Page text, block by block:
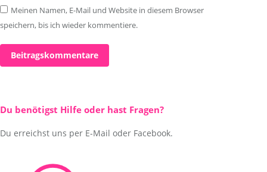
Meinen Namen, E-Mail und Website in diesem Browser
speichern, bis ich wieder kommentiere.
Beitragskommentare
Du benötigst Hilfe oder hast Fragen?
Du erreichst uns per E-Mail oder Facebook.